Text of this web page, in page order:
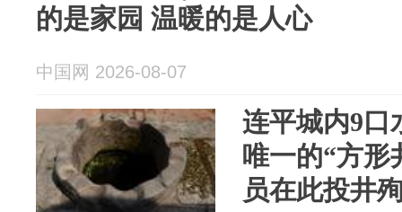
的是家园 温暖的是人心
中国网 2026-08-07
连平城内9口
唯一的“方形
员在此投井